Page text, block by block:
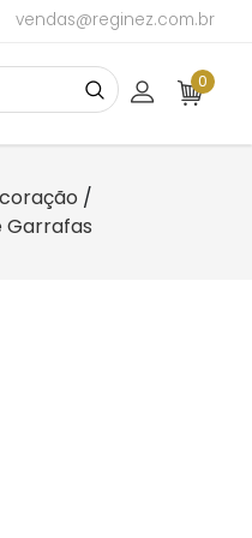
vendas@reginez.com.br
0
/
Garrafas